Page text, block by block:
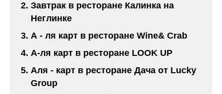
Завтрак в ресторане Калинка на
Неглинке
А - ля карт в ресторане Wine& Crab
A-ля карт в ресторане LOOK UP
Аля - карт в ресторане Дача от Lucky
Group